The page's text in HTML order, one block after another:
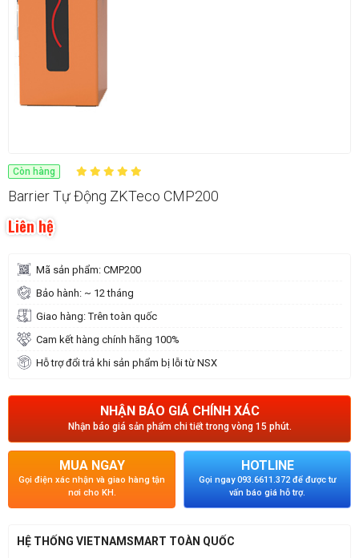
Còn hàng
Barrier Tự Động ZKTeco CMP200
Liên hệ
Mã sản phẩm: CMP200
Bảo hành: ~ 12 tháng
Giao hàng: Trên toàn quốc
Cam kết hàng chính hãng 100%
Hỗ trợ đổi trả khi sản phẩm bị lỗi từ NSX
NHẬN BÁO GIÁ CHÍNH XÁC
Nhận báo giá sản phẩm chi tiết trong vòng 15 phút.
MUA NGAY
Gọi điện xác nhận và giao hàng tận
nơi cho KH.
HOTLINE
Gọi ngay 093.6611.372 để được tư
vấn báo giá hỗ trợ.
HỆ THỐNG VIETNAMSMART TOÀN QUỐC